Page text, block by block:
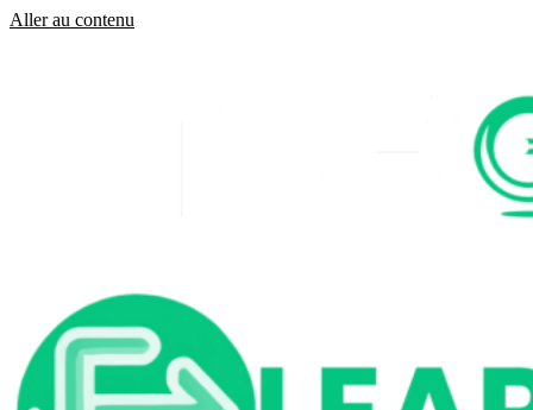
Aller au contenu